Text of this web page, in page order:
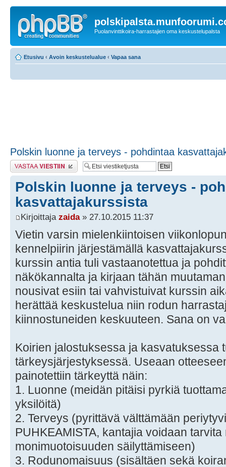
Puolanvinttikoira-harrastajien oma keskustelupalsta
Etusivu ‹ Avoin keskustelualue ‹ Vapaa sana
Polskin luonne ja terveys - pohdintaa
Lähetä vastaus
Polskin luonne ja terveys -
kasvattajakurssista
Kirjoittaja zaida» 27.10.2015 11:37
Vietin varsin mielenkiintoisen
kennelpiirin järjestämällä
kurssin antia tuli vastaanotettua ja
näkökannalta ja kirjaan tähän
nousivat esiin tai vahvistuivat kurssin
herättää keskustelua niin rodun
kiinnostuneiden keskuuteen. Sana on
Koirien jalostuksessa ja kasvatuksessa
tärkeysjärjestyksessä. Useaan
painotettiin tärkeyttä näin:
1. Luonne (meidän pitäisi pyrkiä
yksilöitä)
2. Terveys (pyrittävä välttämään
PUHKEAMISTA, kantajia voidaan
monimuotoisuuden säilyttämiseen)
3. Rodunomaisuus (sisältäen sekä